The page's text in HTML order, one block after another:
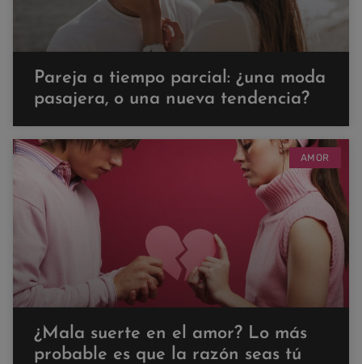
Pareja a tiempo parcial: ¿una moda
pasajera, o una nueva tendencia?
AMOR
¿Mala suerte en el amor? Lo más
probable es que la razón seas tú